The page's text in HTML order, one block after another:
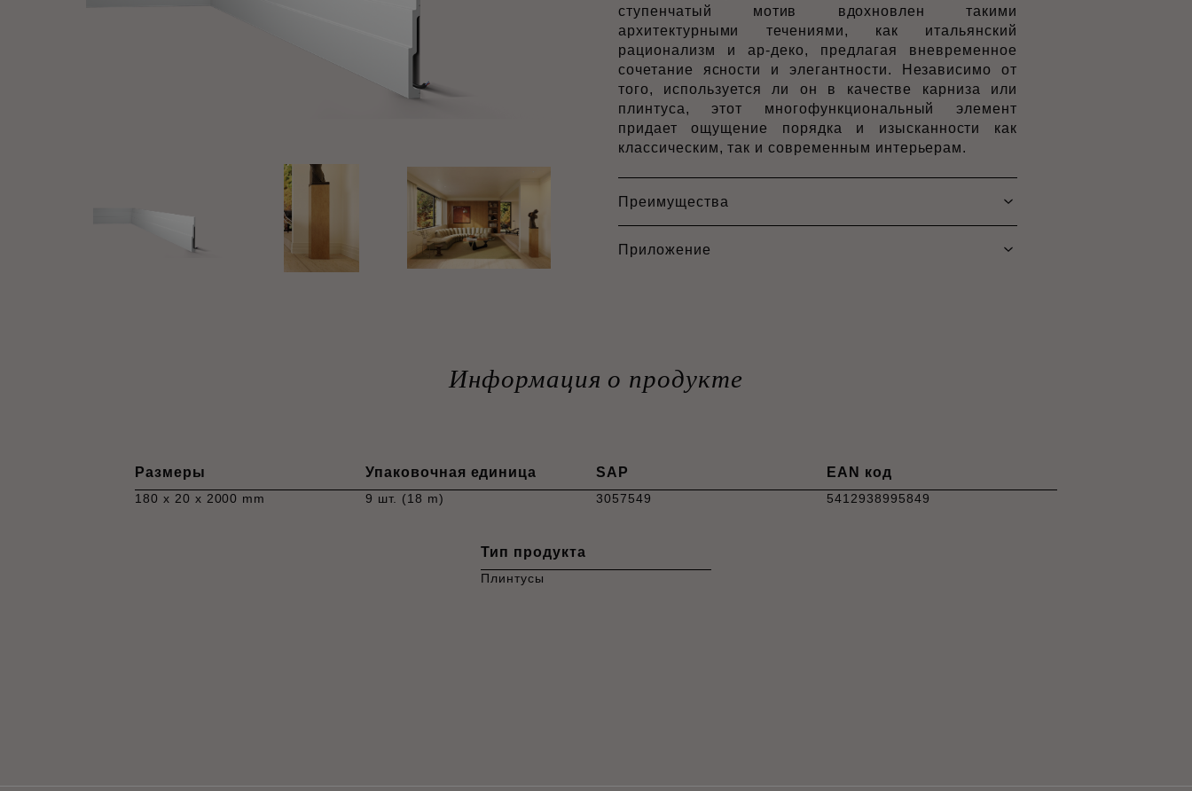
ступенчатый мотив вдохновлен такими
архитектурными течениями, как итальянский
рационализм и ар-деко, предлагая вневременное
сочетание ясности и элегантности. Независимо от
того, используется ли он в качестве карниза или
плинтуса, этот многофункциональный элемент
придает ощущение порядка и изысканности как
классическим, так и современным интерьерам.
Преимущества
Приложение
Информация о продукте
Размеры
180 x 20 x 2000 mm
Упаковочная единица
9 шт. (18 m)
SAP
3057549
EAN код
5412938995849
Тип продукта
Плинтусы